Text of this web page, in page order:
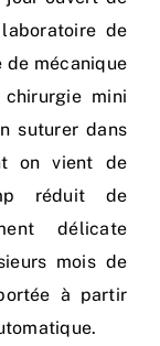
de
de mécanique
mini
suturer dans
on vient de
réduit de
délicate
mois de
à partir